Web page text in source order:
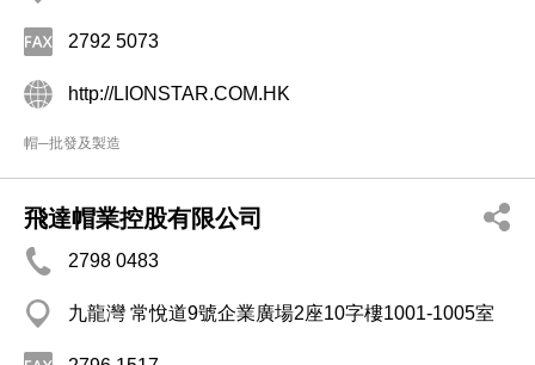
2792 5073
http://LIONSTAR.COM.HK
帽─批發及製造
飛達帽業控股有限公司
2798 0483
九龍灣 常悅道9號企業廣場2座10字樓1001-1005室